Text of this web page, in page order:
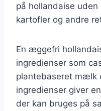
på hollandaise
kartofler og andre
En æggefri
ingredienser som
plantebaseret mælk
ingredienser giver
der kan bruges på